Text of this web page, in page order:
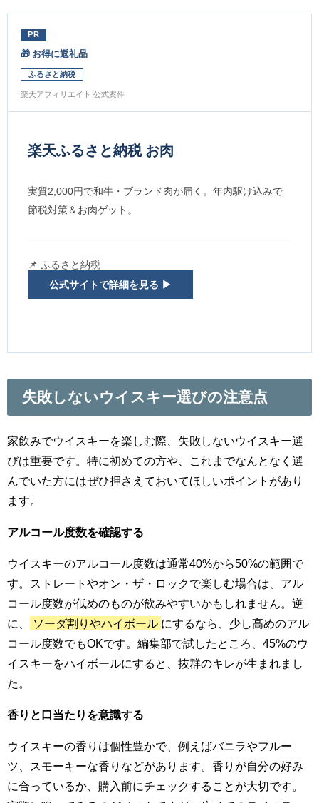
PR
🎁 お得に返礼品
ふるさと納税
楽天アフィリエイト 公式案件
楽天ふるさと納税 お肉
実質2,000円で和牛・ブランド肉が届く。年内駆け込みで
節税対策＆お肉ゲット。
📌 ふるさと納税
公式サイトで詳細を見る ▶
失敗しないウイスキー選びの注意点
家飲みでウイスキーを楽しむ際、失敗しないウイスキー選
びは重要です。特に初めての方や、これまでなんとなく選
んでいた方にはぜひ押さえておいてほしいポイントがあり
ます。
アルコール度数を確認する
ウイスキーのアルコール度数は通常40%から50%の範囲で
す。ストレートやオン・ザ・ロックで楽しむ場合は、アル
コール度数が低めのものが飲みやすいかもしれません。逆
に、
ソーダ割りやハイボール にするなら、少し高めのアル
コール度数でもOKです。編集部で試したところ、45%のウ
イスキーをハイボールにすると、抜群のキレが生まれまし
た。
香りと口当たりを意識する
ウイスキーの香りは個性豊かで、例えばバニラやフルー
ツ、スモーキーな香りなどがあります。香りが自分の好み
に合っているか、購入前にチェックすることが大切です。